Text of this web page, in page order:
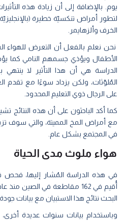
يوم. بالإضافة إلى أن زيادة هذه
الخرف وألزهايمر.
نحن نعلم بالفعل أن التعرض للهواء
الأطفال ويؤذي جسمهم النامي كما
الدراسة هي أن هذا التأثير لا
المُلوّثات، ولكن يزداد سوءًا مع
على الرجال ذوي التعليم المحدود.
كما أكد الباحثون على أن هذه النتائج
مع أمراض المخ المميتة، والتي سوف
في المجتمع بشكل عام.
هواء ملوث مدى الحياة
في هذه الدراسة المُشار إليها، فحص
أُقيم في 162 مقاطعة في الصين منذ
البحث نتائج هذا الاستبيان مع بيانات
وباستخدام بيانات سنوات عديدة